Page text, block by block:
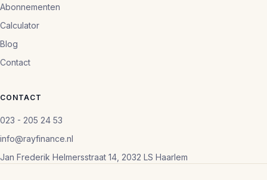
Abonnementen
Calculator
Blog
Contact
CONTACT
023 - 205 24 53
info@rayfinance.nl
Jan Frederik Helmersstraat 14, 2032 LS Haarlem